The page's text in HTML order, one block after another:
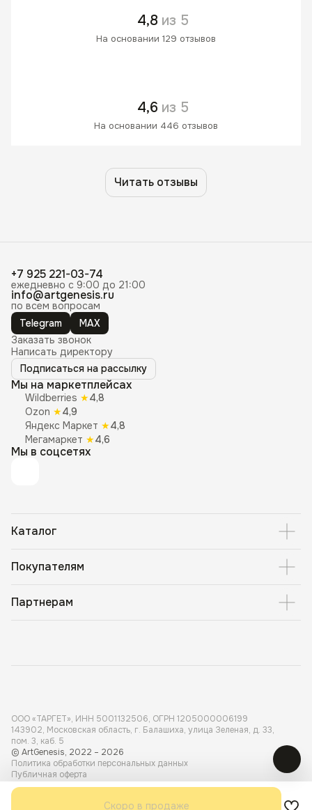
4,8 из 5
На основании 129 отзывов
4,6 из 5
На основании 446 отзывов
Читать отзывы
+7 925 221-03-74
ежедневно с 9:00 до 21:00
info@artgenesis.ru
по всем вопросам
Telegram
MAX
Заказать звонок
Написать директору
Подписаться на рассылку
Мы на маркетплейсах
Wildberries ★4,8
Ozon ★4,9
Яндекс Маркет ★4,8
Мегамаркет ★4,6
Мы в соцсетях
Каталог
Покупателям
Партнерам
ООО «ТАРГЕТ», ИНН 5001 132506, ОГРН 1205000006199
143902, Московская область, г. Балашиха, улица Зеленая, д. 33,
пом. 3, каб. 5
© ArtGenesis, 2022 – 2026
Политика обработки персональных данных
Публичная оферта
Карта сайта